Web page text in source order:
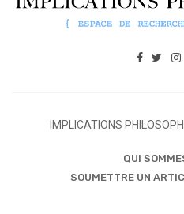
IMPLICATIONS
QUI
SOUMETTRE UN